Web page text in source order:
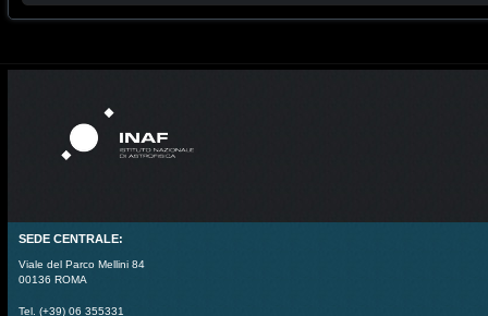
SEDE CENTRALE:
Viale del Parco Mellini 84
00136 ROMA
Tel. (+39) 06 355331